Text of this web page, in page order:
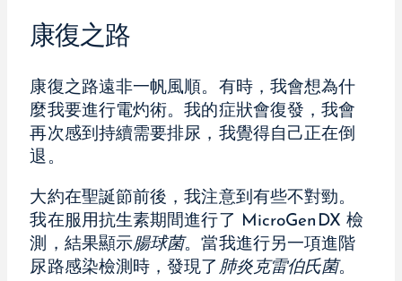
康復之路
康復之路遠非一帆風順。有時，我會想為什
麼我要進行電灼術。我的症狀會復發，我會
再次感到持續需要排尿，我覺得自己正在倒
退。
大約在聖誕節前後，我注意到有些不對勁。
我在服用抗生素期間進行了 MicroGenDX 檢
測，結果顯示腸球菌。當我進行另一項進階
尿路感染檢測時，發現了 肺炎克雷伯氏菌。